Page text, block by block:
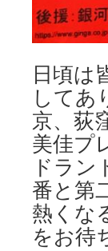
日頃は
してあ
京、荻
美佳プ
ドラ
番と第
熱くな
をお待